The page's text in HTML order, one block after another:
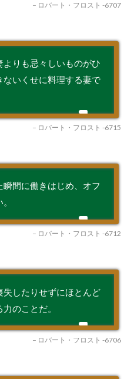
– ロバート・フロスト -6707
りも忌々しいものがひ
ないくせに料理する妻で
– ロバート・フロスト -6715
間に働きはじめ、オフ
– ロバート・フロスト -6712
したりせずにほとんど
のことだ。
– ロバート・フロスト -6706